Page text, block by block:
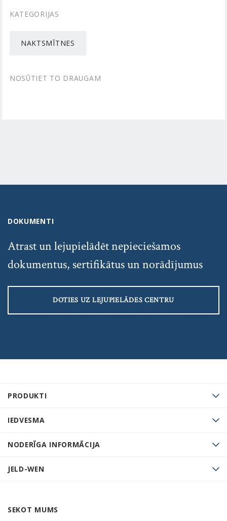
KATEGORIJAS
NAKTSMĪTNES
NOSŪTIET TO DRAUGAM
PRODUKTI
IEDVESMA
NODERĪGA INFORMĀCIJA
JELD-WEN
SEKOT MUMS
DOKUMENTI
Atrast un lejupielādēt nepieciešamos
dokumentus, sertifikātus un norādījumus
DOTIES UZ LEJUPIELĀDES CENTRU